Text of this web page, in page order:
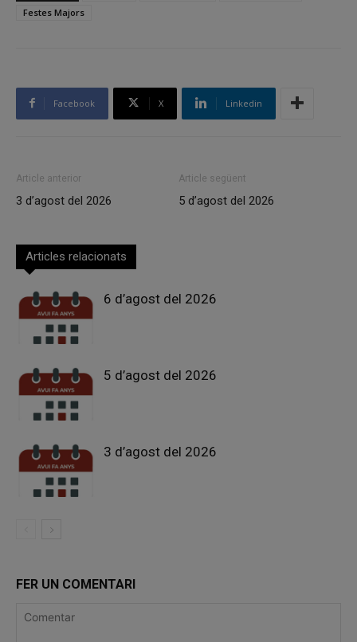
Festes Majors
Facebook X Linkedin
Article anterior
3 d’agost del 2026
Article següent
5 d’agost del 2026
Articles relacionats
6 d’agost del 2026
5 d’agost del 2026
3 d’agost del 2026
FER UN COMENTARI